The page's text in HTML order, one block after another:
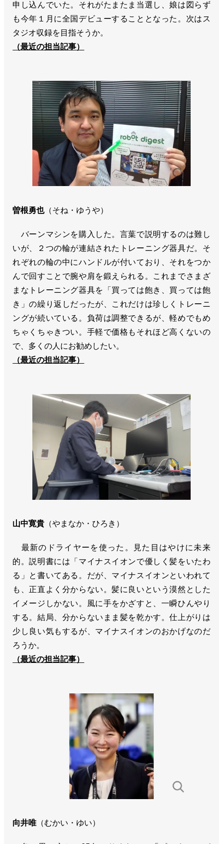
申し込んでいた。それがたまたま当選し、娘は図らず
も今年１月に全国デビューすることとなった。次はス
タジオ収録を目指そうか。
（最近の担当記事）
曽根勇也（そね・ゆうや）
バーンマシンを購入した。言葉で説明するのは難し
いが、２つの輪が連結されたトレーニング器具だ。そ
れぞれの輪の中にハンドルが付いており、それをつか
んで回すことで腕や肩を鍛えられる。これまでさまざ
まなトレーニング器具を「買っては飽き、買っては飽
き」の繰り返しだったが、これだけは珍しくトレーニ
ングが続いている。負荷は調整できるが、軽めでもめ
ちゃくちゃきつい。手軽で価格もそれほど高くないの
で、多くの人にお勧めしたい。
（最近の担当記事）
山中寛貴 （やまなか・ひろき）
最新のドライヤーを使った。見た目はやけに未来
的。説明書には「マイナスイオンで優しく髪をいたわ
る」と書いてある。だが、マイナスイオンといわれて
も、正直よく分からない。髪に良いという漠然とした
イメージしかない。風に手をかざすと、一瞬ひんやり
する。結局、分からないまま髪を乾かす。仕上がりは
少し良い気もするが、マイナスイオンのおかげなのだ
ろうか。
（最近の担当記事）
向井唯 （むかい・ゆい）